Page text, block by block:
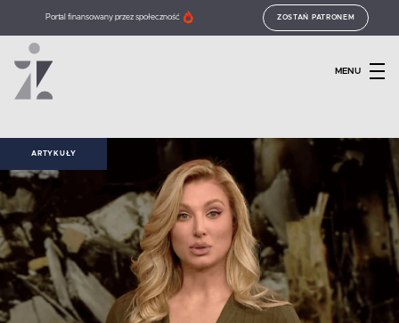
Portal finansowany przez społeczność ZOSTAŃ PATRONEM
MENU
ARTYKUŁY